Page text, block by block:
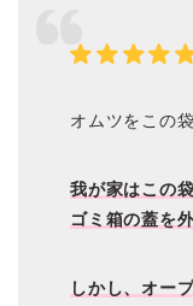
オムツをこの
我が家はこの
ゴミ箱の蓋を
しかし、オー